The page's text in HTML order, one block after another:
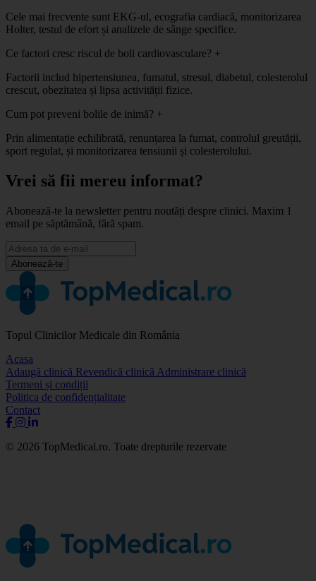
Cele mai frecvente sunt EKG-ul, ecografia cardiacă, monitorizarea
Holter, testul de efort și analizele de sânge specifice.
Ce factori cresc riscul de boli cardiovasculare? +
Factorii includ hipertensiunea, fumatul, stresul, diabetul, colesterolul
crescut, obezitatea și lipsa activității fizice.
Cum pot preveni bolile de inimă? +
Prin alimentație echilibrată, renunțarea la fumat, controlul greutății,
sport regulat, și monitorizarea tensiunii și colesterolului.
Vrei să fii mereu informat?
Abonează-te la newsletter pentru noutăți despre clinici. Maxim 1
email pe săptămână, fără spam.
Abonează-te
Topul Clinicilor Medicale din România
Acasa
Adaugă clinică Revendică clinică Administrare clinică
Termeni și condiții
Politica de confidențialitate
Contact
© 2026 TopMedical.ro. Toate drepturile rezervate